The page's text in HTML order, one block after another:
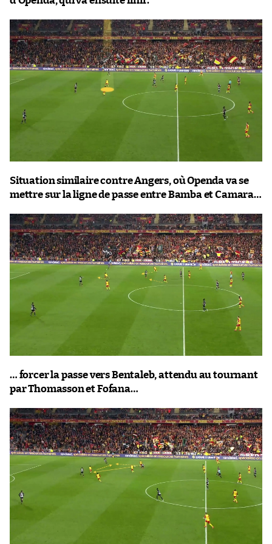
Situation similaire contre Angers, où Openda va se
mettre sur la ligne de passe entre Bamba et Camara…
… forcer la passe vers Bentaleb, attendu au tournant
par Thomasson et Fofana…